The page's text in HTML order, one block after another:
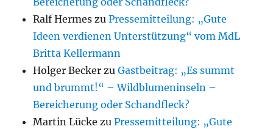
Ralf Hermes zuPressemitteilung: „Gute
Ideen verdienen Unterstützung“ vom MdL
Britta Kellermann
Holger Becker zuGastbeitrag: „Es summt
und brummt!“ – Wildblumeninseln –
Bereicherung oder Schandfleck?
Martin Lücke zuPressemitteilung: „Gute